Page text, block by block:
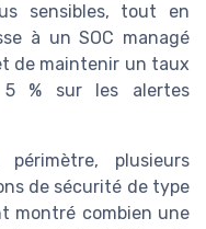
sensibles, tout en
à un SOC managé
de maintenir un taux
% sur les alertes
plusieurs
de sécurité de type
montré combien une